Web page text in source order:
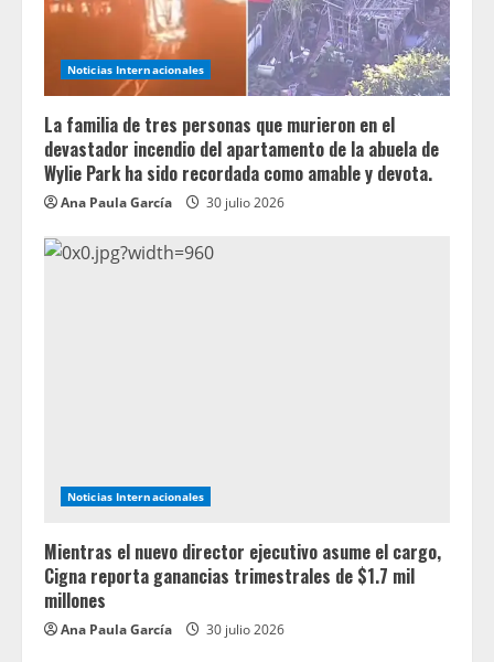
Noticias Internacionales
La familia de tres personas que murieron en el
devastador incendio del apartamento de la abuela de
Wylie Park ha sido recordada como amable y devota.
Ana Paula García 30 julio 2026
Noticias Internacionales
Mientras el nuevo director ejecutivo asume el cargo,
Cigna reporta ganancias trimestrales de $1.7 mil
millones
Ana Paula García 30 julio 2026